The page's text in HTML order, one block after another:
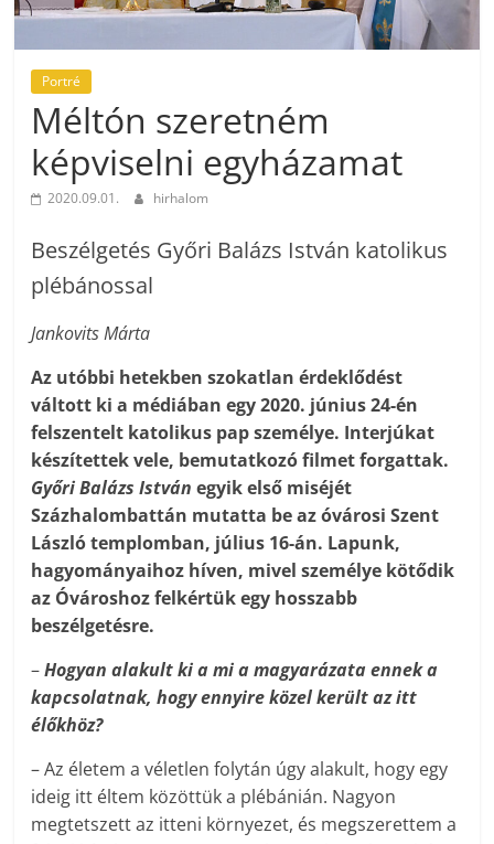
Portré
Méltón szeretném
képviselni egyházamat
2020.09.01. hirhalom
Beszélgetés Győri Balázs István katolikus
plébánossal
Jankovits Márta
Az utóbbi hetekben szokatlan érdeklődést
váltott ki a médiában egy 2020. június 24-én
felszentelt katolikus pap személye. Interjúkat
készítettek vele, bemutatkozó filmet forgattak.
Győri Balázs Istvánegyik első miséjét
Százhalombattán mutatta be az óvárosi Szent
László templomban, július 16-án. Lapunk,
hagyományaihoz híven, mivel személye kötődik
az Óvároshoz felkértük egy hosszabb
beszélgetésre.
–Hogyan alakult ki a mi a magyarázata ennek a
kapcsolatnak, hogy ennyire közel került az itt
élőkhöz?
– Az életem a véletlen folytán úgy alakult, hogy egy
ideig itt éltem közöttük a plébánián. Nagyon
megtetszett az itteni környezet, és megszerettem a